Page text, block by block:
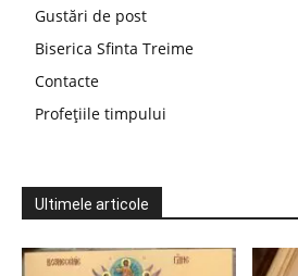
Gustări de post
Biserica Sfinta Treime
Contacte
Profețiile timpului
Ultimele articole